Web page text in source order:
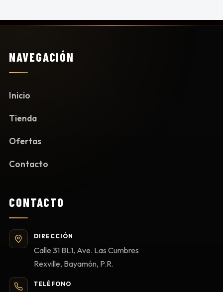
NAVEGACIÓN
Inicio
Tienda
Ofertas
Contacto
CONTACTO
DIRECCIÓN
Calle 31 BL1, Ave. Las Cumbres
Rexville, Bayamón, P.R.
TELÉFONO